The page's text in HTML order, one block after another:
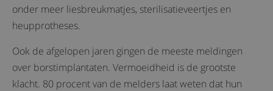
onder meer liesbreukmatjes, sterilisatieveertjes en
heupprotheses.
Ook de afgelopen jaren gingen de meeste meldingen
over borstimplantaten. Vermoeidheid is de grootste
klacht. 80 procent van de melders laat weten dat hun